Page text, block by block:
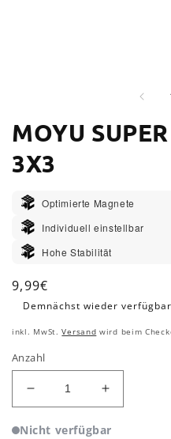
MOYU
3X3
Optimierte Magnete
Individuell einstellbar
Hohe Stabilität
Normaler
Preis
9,99€
Demnächst wieder verfügbar
inkl. MwSt.Versand wird beim
Anzahl
Verringere
die
Menge
Erhöhe
die
Menge
Nicht verfügbar